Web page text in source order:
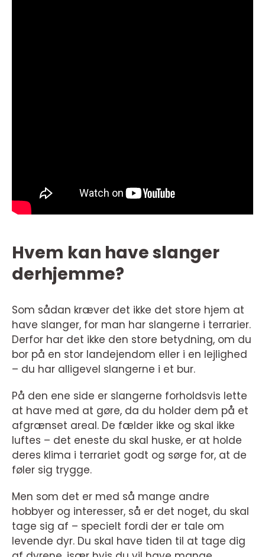
Hvem kan have slanger
derhjemme?
Som sådan kræver det ikke det store hjem at
have slanger, for man har slangerne i terrarier.
Derfor har det ikke den store betydning, om du
bor på en stor landejendom eller i en lejlighed
– du har alligevel slangerne i et bur.
På den ene side er slangerne forholdsvis lette
at have med at gøre, da du holder dem på et
afgrænset areal. De fælder ikke og skal ikke
luftes – det eneste du skal huske, er at holde
deres klima i terrariet godt og sørge for, at de
føler sig trygge.
Men som det er med så mange andre
hobbyer og interesser, så er det noget, du skal
tage sig af – specielt fordi der er tale om
levende dyr. Du skal have tiden til at tage dig